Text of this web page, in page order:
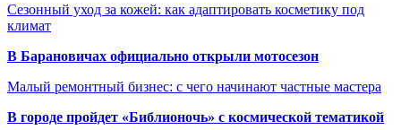
Сезонный уход за кожей: как адаптировать косметику под
климат
В Барановичах официально открыли мотосезон
Малый ремонтный бизнес: с чего начинают частные мастера
В городе пройдет «Библионочь» с космической тематикой